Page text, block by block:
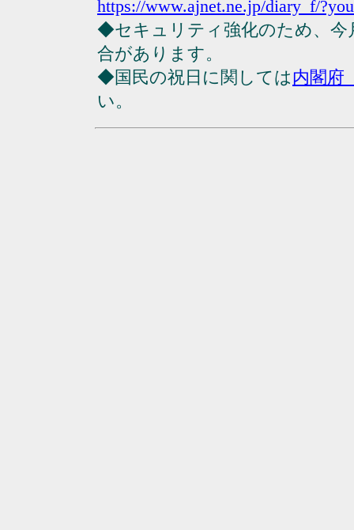
https://www.ajnet.ne.jp/diary_f/
◆セキュリティ強化のため、今
合があります。
◆国民の祝日に関しては内閣府
い。